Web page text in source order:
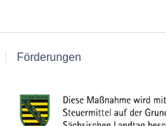
Förderungen